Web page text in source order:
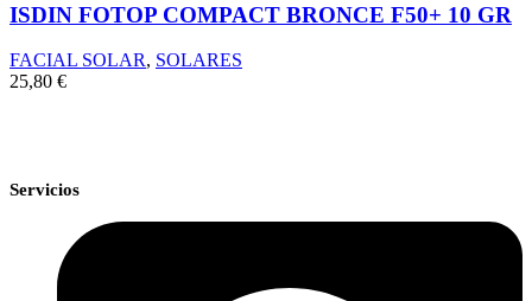
ISDIN FOTOP COMPACT BRONCE F50+ 10 GR
FACIAL SOLAR, SOLARES
25,80 €
Servicios